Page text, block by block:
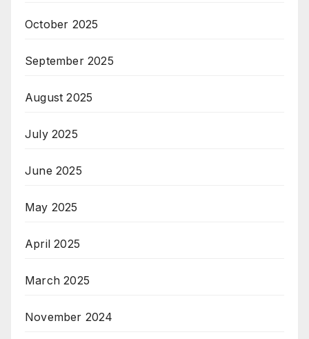
October 2025
September 2025
August 2025
July 2025
June 2025
May 2025
April 2025
March 2025
November 2024